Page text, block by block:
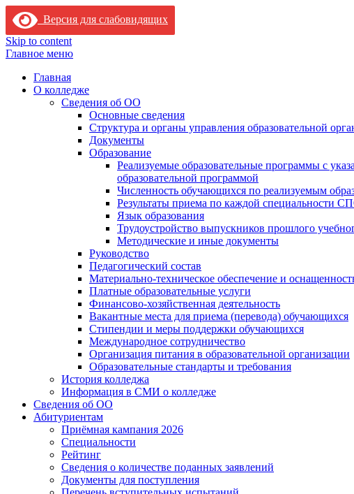
Версия для слабовидящих
Skip to content
Главное меню
Главная
О колледже
Сведения об ОО
Основные сведения
Структура и органы управления образовательной
Документы
Образование
Реализуемые образовательные программы с
образовательной программой
Численность обучающихся по реализуемым
Результаты приема по каждой специальности
Язык образования
Трудоустройство выпускников прошлого
Методические и иные документы
Руководство
Педагогический состав
Материально-техническое обеспечение и
Платные образовательные услуги
Финансово-хозяйственная деятельность
Вакантные места для приема (перевода) обучающихся
Стипендии и меры поддержки обучающихся
Международное сотрудничество
Организация питания в образовательной организации
Образовательные стандарты и требования
История колледжа
Информация в СМИ о колледже
Сведения об ОО
Абитуриентам
Приёмная кампания 2026
Специальности
Рейтинг
Сведения о количестве поданных заявлений
Документы для поступления